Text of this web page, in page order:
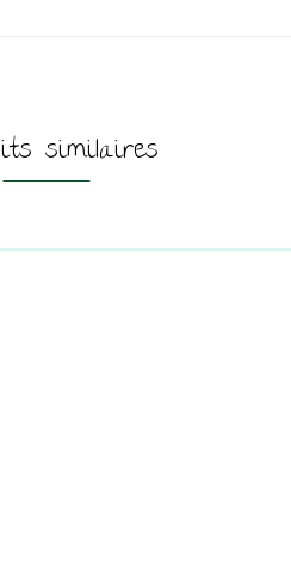
similaires